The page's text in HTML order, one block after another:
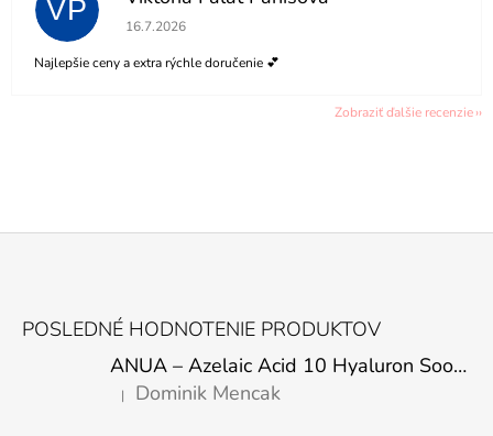
VP Hodnotenie obchodu je 5 z 5 hviezdičiek.
16.7.2026
Najlepšie ceny a extra rýchle doručenie 💕
Zobraziť ďalšie recenzie
POSLEDNÉ HODNOTENIE PRODUKTOV
ANUA – Azelaic Acid 10 Hyaluron Soothing Serum – 30 ml
Hodnotenie produktu je 5 z 5 hviezdičiek.
| Dominik Mencak